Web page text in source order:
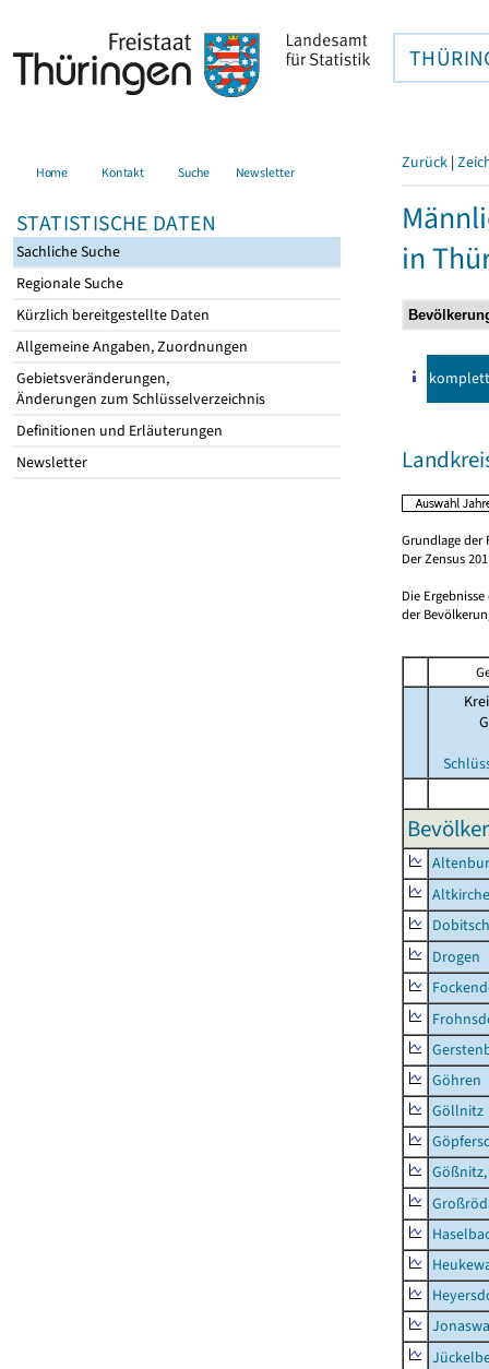
Home Kontakt Suche Newsletter
STATISTISCHE DATEN
Sachliche Suche
Regionale Suche
Kürzlich bereitgestellte Daten
Allgemeine Angaben, Zuordnungen
Gebietsveränderungen,
Änderungen zum Schlüsselverzeichnis
Definitionen und Erläuterungen
Newsletter
Zurück |
in
komplett
Grundlage der
Der Zensus
Die
der
Drogen
Göhren
Göllnitz